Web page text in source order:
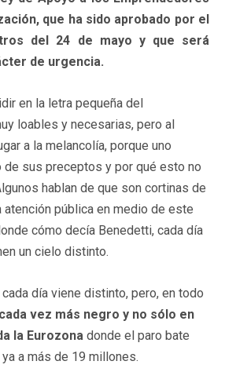
que ha sido aprobado por el
del 24 de mayo y que será
de urgencia.
en la letra pequeña del
loables y necesarias, pero al
a la melancolía, porque uno
de sus preceptos y por qué esto no
hablan de que son cortinas de
atención pública en medio de este
cómo decía Benedetti, cada día
un cielo distinto.
día viene distinto, pero, en todo
vez más negro y no sólo en
la Eurozona donde el paro bate
a más de 19 millones.